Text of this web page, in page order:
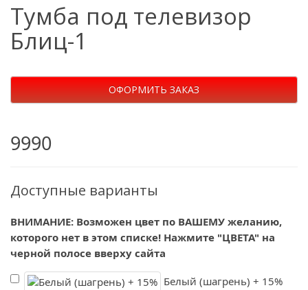
Тумба под телевизор
Блиц-1
ОФОРМИТЬ ЗАКАЗ
9990
Доступные варианты
ВНИМАНИЕ: Возможен цвет по ВАШЕМУ желанию,
которого нет в этом списке! Нажмите "ЦВЕТА" на
черной полосе вверху сайта
Белый (шагрень) + 15%